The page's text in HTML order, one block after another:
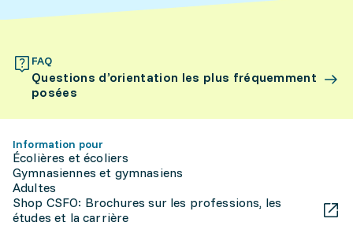
FAQ
Questions d’orientation les plus fréquemment
posées
Information pour
Écolières et écoliers
Gymnasiennes et gymnasiens
Adultes
Shop CSFO: Brochures sur les professions, les
études et la carrière